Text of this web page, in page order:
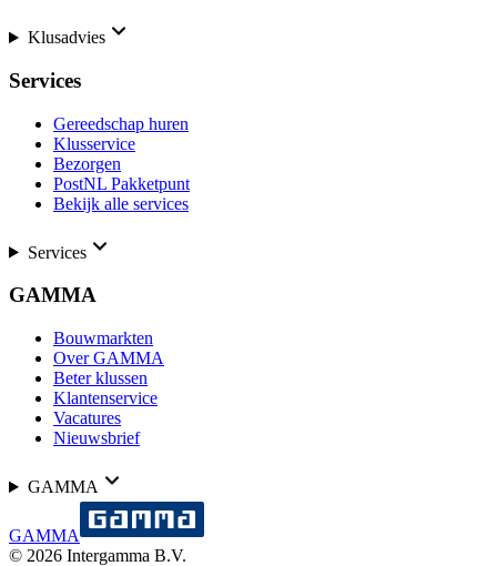
Klusadvies
Services
Gereedschap huren
Klusservice
Bezorgen
PostNL Pakketpunt
Bekijk alle services
Services
GAMMA
Bouwmarkten
Over GAMMA
Beter klussen
Klantenservice
Vacatures
Nieuwsbrief
GAMMA
GAMMA
© 2026 Intergamma B.V.